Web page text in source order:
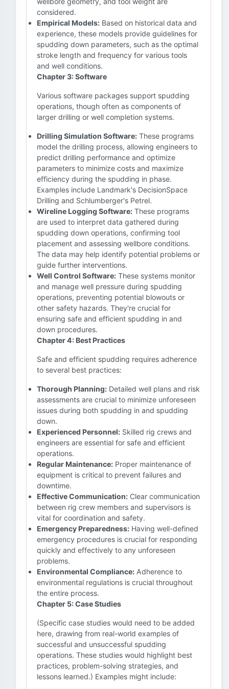
considered.
Empirical Models: Based on historical data and
experience, these models provide guidelines for
spudding down parameters, such as the optimal
stroke length and frequency for various tools
and well conditions.
Chapter 3: Software
Various software packages support spudding
operations, though often as components of
larger drilling or well completion systems.
Drilling Simulation Software: These programs
model the drilling process, allowing engineers to
predict drilling performance and optimize
parameters to minimize costs and maximize
efficiency during the spudding in phase.
Examples include Landmark's DecisionSpace
Drilling and Schlumberger's Petrel.
Wireline Logging Software: These programs
are used to interpret data gathered during
spudding down operations, confirming tool
placement and assessing wellbore conditions.
The data may help identify potential problems or
guide further interventions.
Well Control Software: These systems monitor
and manage well pressure during spudding
operations, preventing potential blowouts or
other safety hazards. They're crucial for
ensuring safe and efficient spudding in and
down procedures.
Chapter 4: Best Practices
Safe and efficient spudding requires adherence
to several best practices:
Thorough Planning: Detailed well plans and risk
assessments are crucial to minimize unforeseen
issues during both spudding in and spudding
down.
Experienced Personnel: Skilled rig crews and
engineers are essential for safe and efficient
operations.
Regular Maintenance: Proper maintenance of
equipment is critical to prevent failures and
downtime.
Effective Communication: Clear communication
between rig crew members and supervisors is
vital for coordination and safety.
Emergency Preparedness: Having well-defined
emergency procedures is crucial for responding
quickly and effectively to any unforeseen
problems.
Environmental Compliance: Adherence to
environmental regulations is crucial throughout
the entire process.
Chapter 5: Case Studies
(Specific case studies would need to be added
here, drawing from real-world examples of
successful and unsuccessful spudding
operations. These studies would highlight best
practices, problem-solving strategies, and
lessons learned.) Examples might include: